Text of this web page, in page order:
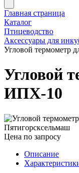
Главная страница
Каталог
Птицеводство
Аксессуары для
Угловой термометр
Угловой
ИПХ-10
Цена по запросу
Описание